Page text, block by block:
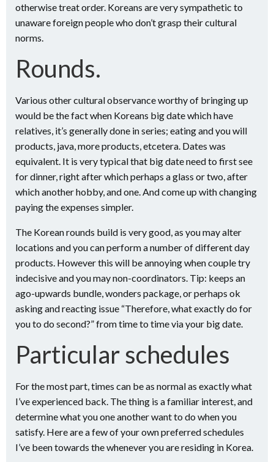
otherwise treat order. Koreans are very sympathetic to
unaware foreign people who don’t grasp their cultural
norms.
Rounds.
Various other cultural observance worthy of bringing up
would be the fact when Koreans big date which have
relatives, it’s generally done in series; eating and you will
products, java, more products, etcetera. Dates was
equivalent. It is very typical that big date need to first see
for dinner, right after which perhaps a glass or two, after
which another hobby, and one. And come up with changing
paying the expenses simpler.
The Korean rounds build is very good, as you may alter
locations and you can perform a number of different day
products. However this will be annoying when couple try
indecisive and you may non-coordinators. Tip: keeps an
ago-upwards bundle, wonders package, or perhaps ok
asking and reacting issue “Therefore, what exactly do for
you to do second?” from time to time via your big date.
Particular schedules
For the most part, times can be as normal as exactly what
I’ve experienced back. The thing is a familiar interest, and
determine what you one another want to do when you
satisfy. Here are a few of your own preferred schedules
I’ve been towards the whenever you are residing in Korea.